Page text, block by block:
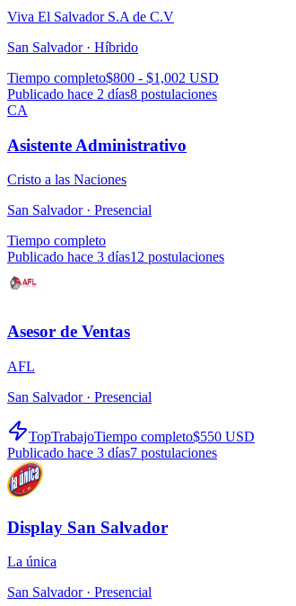
Viva El Salvador S.A de C.V
San Salvador · Híbrido
Tiempo completo$800 - $1,002 USD
Publicado hace 2 días8 postulaciones
CA
Asistente Administrativo
Cristo a las Naciones
San Salvador · Presencial
Tiempo completo
Publicado hace 3 días12 postulaciones
Asesor de Ventas
AFL
San Salvador · Presencial
TopTrabajoTiempo completo$550 USD
Publicado hace 3 días7 postulaciones
Display San Salvador
La única
San Salvador · Presencial